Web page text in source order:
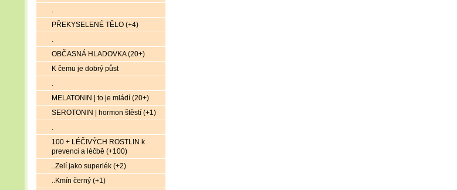
.
PŘEKYSELENÉ TĚLO (+4)
.
OBČASNÁ HLADOVKA (20+)
K čemu je dobrý půst
.
MELATONIN | to je mládí (20+)
SEROTONIN | hormon štěstí (+1)
.
100 + LÉČIVÝCH ROSTLIN k
prevenci a léčbě (+100)
..Zelí jako superlék (+2)
..Kmín černý (+1)